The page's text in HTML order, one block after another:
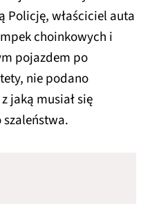
Policję, właściciel auta
choinkowych i
pojazdem po
nie podano
jaką musiał się